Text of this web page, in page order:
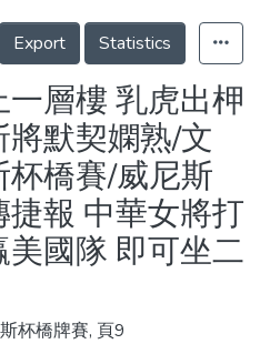
Export
Statistics
層樓 乳虎出柙
默契嫻熟/文
橋賽/威尼斯
報 中華女將打
國隊 即可坐二
杯橋牌賽, 頁9